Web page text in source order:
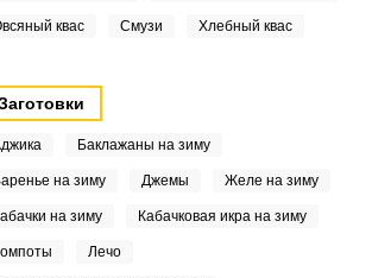
квас Смузи Хлебный квас
Баклажаны на зиму
на зиму Джемы Желе на зиму
на зиму Кабачковая икра на зиму
Лечо